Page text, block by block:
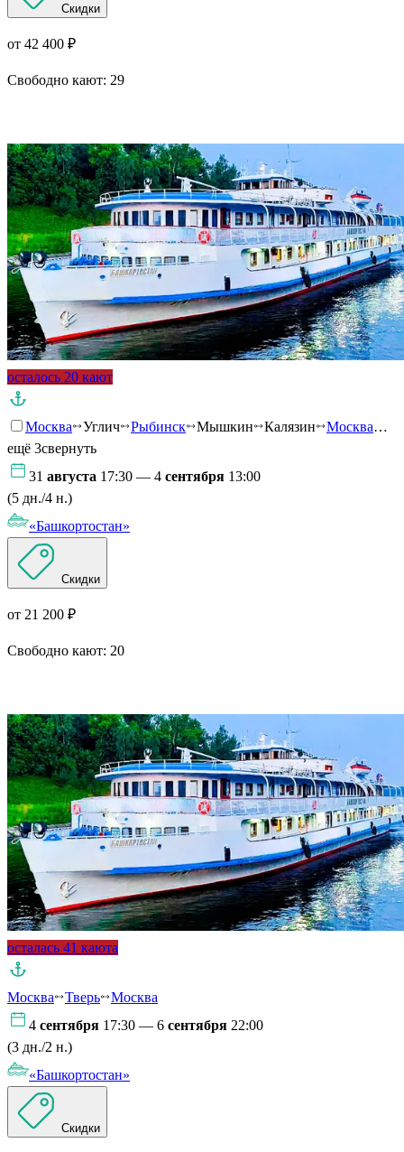
Скидки
от 42 400 ₽
Свободно кают: 29
осталось 20 кают
Москва Углич Рыбинск Мышкин Калязин Москва…
ещё 3свернуть
31 августа 17:30 — 4 сентября 13:00
(5 дн./4 н.)
«Башкортостан»
Скидки
от 21 200 ₽
Свободно кают: 20
осталась 41 каюта
Москва Тверь
Москва
4 сентября 17:30 — 6 сентября 22:00
(3 дн./2 н.)
«Башкортостан»
Скидки